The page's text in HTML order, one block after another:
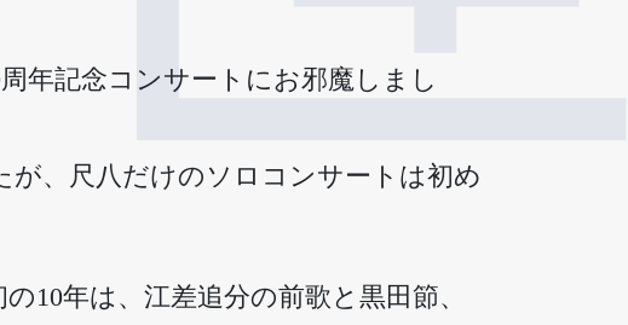
年記念コンサートにお邪魔しまし
、尺八だけのソロコンサートは初め
10年は、江差追分の前歌と黒田節、